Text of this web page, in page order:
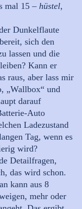
mal 15 – hüstel,
Dunkelflaute
sich den
lassen und die
Kann er
raus, aber lass mir
„Wallbox“ und
darauf
Auto
Ladezustand
Tag, wenn es
wird?
Detailfragen,
das wird schon.
kann aus 8
mehr oder